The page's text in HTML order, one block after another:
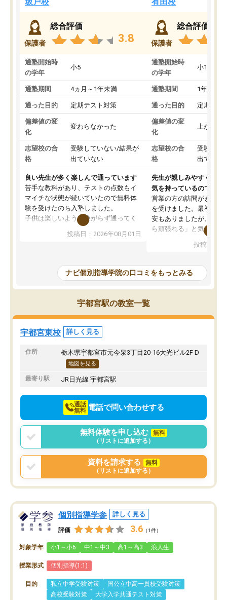
保護者
総合評価
3.8
通塾開始時
の学年
小5
通塾期間 4ヵ月～1年未満
通った目的 定期テスト対策
偏差値の変
化
変わらなかった
志望校の合
格
受験していない/結果が
出ていない
良い先生が多く楽しんで通っています
苦手な教科があり、テストの点数もイ
マイチな状態が続いていたので無料体
験を受けたのち入塾しました。
子供は楽しいようで嫌がらず通ってく
先生は良い方が多く、いつも笑顔で対
教室は少し狭い印象なので夜の時間帯
など生徒さんが多い時間帯は手狭では
ないかな？と感じます。
また駅前にあるのでアクセスは良いで
すが駐車場がないのでお迎えの際に近
隣のコインパーキングを利用または路
上駐車をするしかない点が少し不便で
投稿日：2026年08月01日
保護者
総合評価
通塾開始時
の学年
小1
通塾期間 1年以上
通った目的 定期テス
偏差値の変
化
上がった
志望校の合
格
受験して
出ていな
先生が親しみやすく勉強
気を持っているので安心
営業の方の訪問がきっか
を受けました。最初は続
安もありましたが、子ど
ら頑張れる」と気に入り
ても分かりやすく、学
方を丁寧に教えてくださ
が深まっていると感じま
熱心で、一人ひとりの苦
前より勉強に前向きに取
りたいと思える塾です。
投稿日：
ナビ個別指導学院の口コミをもっとみる
宇都宮駅の教室一覧
宇都宮東校 詳しく見る
住所 栃木県宇都宮市元今泉3丁目20-16大光ビル2F D
地図を見る
最寄り駅 JR日光線 宇都宮駅
通話
無料 電話で問い合わせする
無料体験を申し込む
無料
（リストに追加する）
資料を請求する
無料
（リストに追加する）
個別指導学参 詳しく見る
評価 3.6 （1件）
対象学年 小1～小6 中1～中3 高1～高3 浪人生
授業形式 個別指導(1:1)
目的 私立中学受験対策
国公立中高一貫校受験対策
高校受験対策
大学入学共通テスト対策